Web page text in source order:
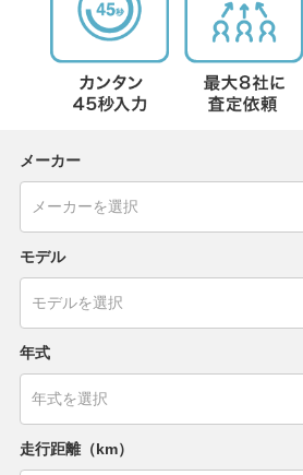
メーカー
モデル
年式
走行距離（km）